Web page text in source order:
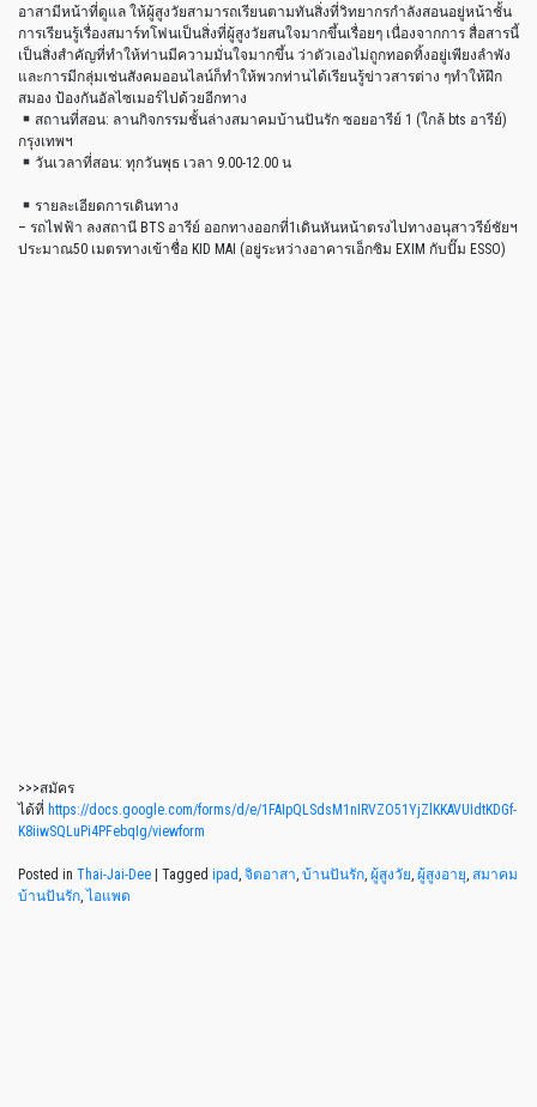
อาสามีหน้าที่ดูแล ให้ผู้สูงวัยสามารถเรียนตามทันสิ่งที่วิทยากรกำลังสอนอยู่หน้าชั้น
การเรียนรู้เรื่องสมาร์ทโฟนเป็นสิ่งที่ผู้สูงวัยสนใจมากขึ้นเรื่อยๆ เนื่องจากการ สื่อสารนี้
เป็นสิ่งสำคัญที่ทำให้ท่านมีความมั่นใจมากขึ้น ว่าตัวเองไม่ถูกทอดทิ้งอยู่เพียงลำพัง
และการมีกลุ่มเช่นสังคมออนไลน์ก็ทำให้พวกท่านได้เรียนรู้ข่าวสารต่าง ๆทำให้ฝึก
สมอง ป้องกันอัลไซเมอร์ไปด้วยอีกทาง
สถานที่สอน: ลานกิจกรรมชั้นล่างสมาคมบ้านปันรัก ซอยอารีย์ 1 (ใกล้ bts อารีย์)
กรุงเทพฯ
วันเวลาที่สอน: ทุกวันพุธ เวลา 9.00-12.00 น
รายละเอียดการเดินทาง
– รถไฟฟ้า ลงสถานี BTS อารีย์ ออกทางออกที่1เดินหันหน้าตรงไปทางอนุสาวรีย์ชัยฯ
ประมาณ50 เมตรทางเข้าชื่อ KID MAI (อยู่ระหว่างอาคารเอ็กซิม EXIM กับปั๊ม ESSO)
>>>สมัคร
ได้ที่ https://docs.google.com/forms/d/e/1FAIpQLSdsM1nIRVZO51YjZlKKAVUIdtKDGf-
K8iiwSQLuPi4PFebqIg/viewform
Posted in Thai-Jai-Dee | Tagged ipad จิตอาสา บ้านปันรัก ผู้สูงวัย ผู้สูงอายุ สมาคม
บ้านปันรัก ,ไอแพด